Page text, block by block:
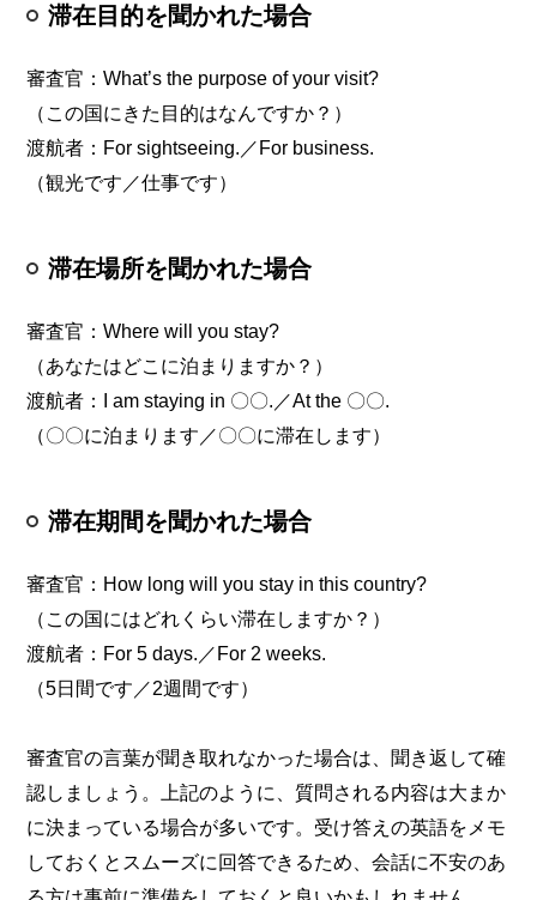
滞在目的を聞かれた場合
審査官：What’s the purpose of your visit?
（この国にきた目的はなんですか？）
渡航者：For sightseeing.／For business.
（観光です／仕事です）
滞在場所を聞かれた場合
審査官：Where will you stay?
（あなたはどこに泊まりますか？）
渡航者：I am staying in 〇〇.／At the 〇〇.
（〇〇に泊まります／〇〇に滞在します）
滞在期間を聞かれた場合
審査官：How long will you stay in this country?
（この国にはどれくらい滞在しますか？）
渡航者：For 5 days.／For 2 weeks.
（5日間です／2週間です）
審査官の言葉が聞き取れなかった場合は、聞き返して確
認しましょう。上記のように、質問される内容は大まか
に決まっている場合が多いです。受け答えの英語をメモ
しておくとスムーズに回答できるため、会話に不安のあ